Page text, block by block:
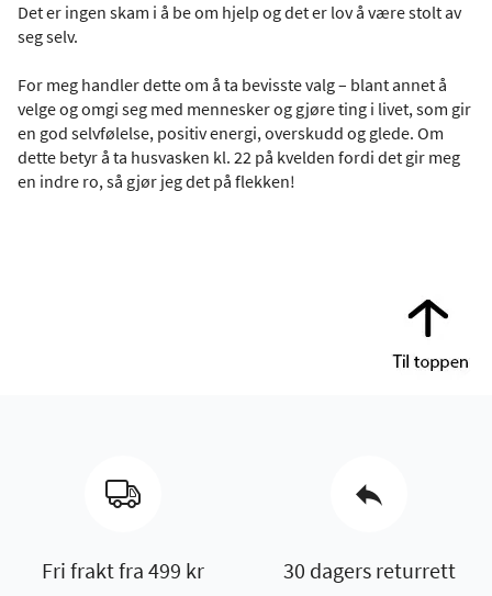
Det er ingen skam i å be om hjelp og det er lov å være stolt av
seg selv.
For meg handler dette om å ta bevisste valg – blant annet å
velge og omgi seg med mennesker og gjøre ting i livet, som gir
en god selvfølelse, positiv energi, overskudd og glede. Om
dette betyr å ta husvasken kl. 22 på kvelden fordi det gir meg
en indre ro, så gjør jeg det på flekken!
Fri frakt fra 499 kr 30 dagers returrett